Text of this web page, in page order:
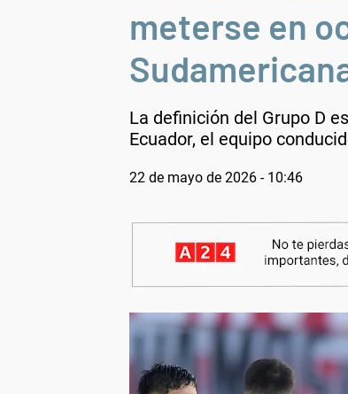
meterse en
La definición del Grupo D
Ecuador, el equipo
22 de mayo de 2026 - 10:46